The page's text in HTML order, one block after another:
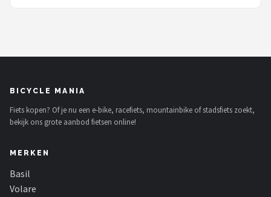
BICYCLE MANIA
Fiets kopen? Of je nu een e-bike, racefiets, mountainbike of stadsfiets zoekt,
bekijk ons grote aanbod fietsen online!
MERKEN
Basil
Volare